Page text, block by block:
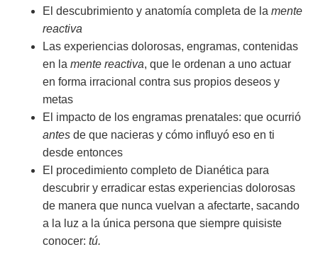
El descubrimiento y anatomía completa de la mente
reactiva
Las experiencias dolorosas, engramas, contenidas
en la mente reactiva, que le ordenan a uno actuar
en forma irracional contra sus propios deseos y
metas
El impacto de los engramas prenatales: que ocurrió
antes de que nacieras y cómo influyó eso en ti
desde entonces
El procedimiento completo de Dianética para
descubrir y erradicar estas experiencias dolorosas
de manera que nunca vuelvan a afectarte, sacando
a la luz a la única persona que siempre quisiste
conocer: tú.